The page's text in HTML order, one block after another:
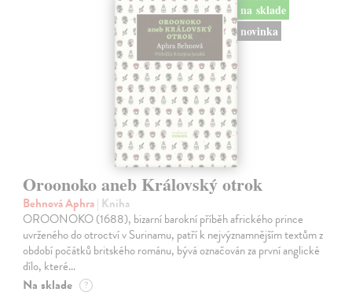
na sklade
novinka
Oroonoko aneb Královský otrok
Behnová Aphra| Kniha
OROONOKO (1688), bizarní barokní příběh afrického prince
uvrženého do otroctví v Surinamu, patří k nejvýznamnějším textům z
období počátků britského románu, bývá označován za první anglické
dílo, které…
Na sklade ?